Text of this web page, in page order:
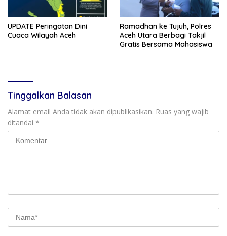
UPDATE Peringatan Dini
Cuaca Wilayah Aceh
Ramadhan ke Tujuh, Polres
Aceh Utara Berbagi Takjil
Gratis Bersama Mahasiswa
Tinggalkan Balasan
Alamat email Anda tidak akan dipublikasikan. Ruas yang wajib
ditandai *